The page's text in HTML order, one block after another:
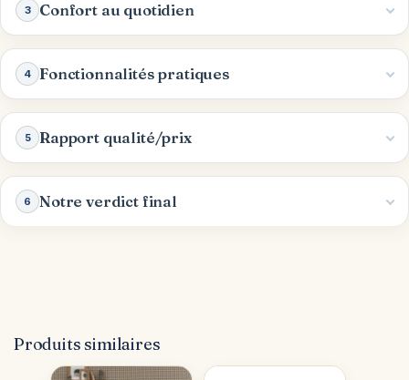
3 Confort au quotidien
4 Fonctionnalités pratiques
5 Rapport qualité/prix
6 Notre verdict final
Produits similaires